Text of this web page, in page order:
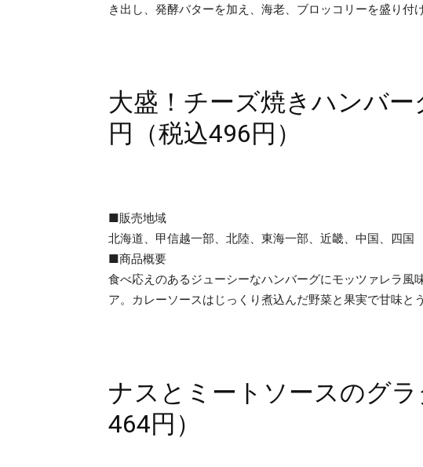
き出し、発酵バターを加え、海老、ブロッコリーを盛り付け
大盛！チーズ焼きハンバ
円（税込496円）
■販売地域
北海道、甲信越一部、北陸、東海一部、近畿、中国、四国
■商品概要
食べ応えのあるジューシーなハンバーグにモッツァレラ風
ア。カレーソースはじっくり煮込んだ野菜と果実で甘味と
ナスとミートソースのグ
464円）